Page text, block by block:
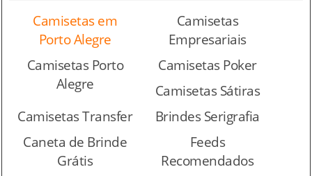
Camisetas em
Porto Alegre
Camisetas
Empresariais
Camisetas Porto
Alegre
Camisetas Poker
Camisetas Sátiras
Camisetas Transfer
Brindes Serigrafia
Caneta de Brinde
Grátis
Feeds
Recomendados